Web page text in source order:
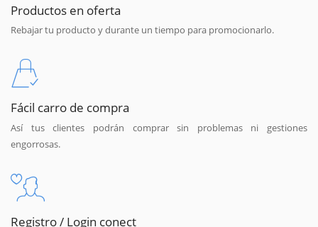
Productos en oferta
Rebajar tu producto y durante un tiempo para promocionarlo.
Fácil carro de compra
Así tus clientes podrán comprar sin problemas ni gestiones
engorrosas.
Registro / Login conect